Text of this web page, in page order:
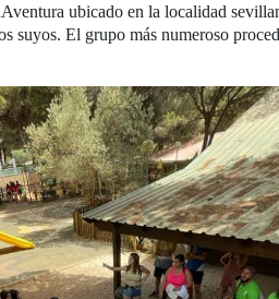
ubicado en la localidad
suyos. El grupo más numeroso